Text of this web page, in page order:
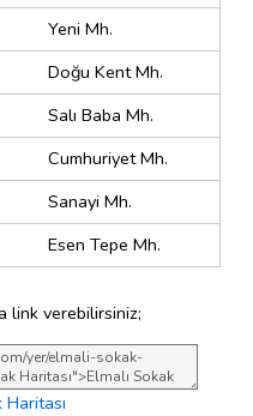
Yeni Mh.
Doğu Kent Mh.
Salı Baba Mh.
Cumhuriyet Mh.
Sanayi Mh.
Esen Tepe Mh.
link verebilirsiniz;
Haritası